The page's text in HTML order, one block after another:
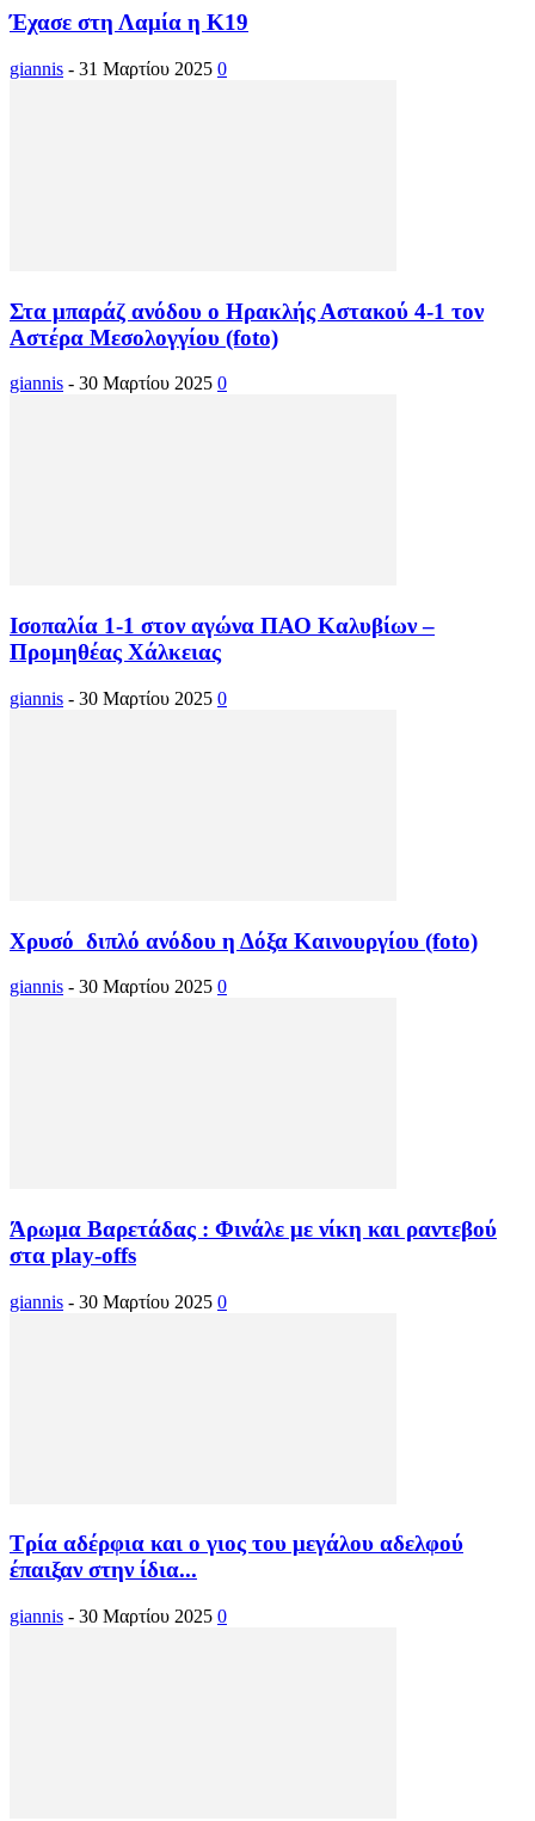
Έχασε στη Λαμία η Κ19
giannis - 31 Μαρτίου 2025 0
Στα μπαράζ ανόδου ο Ηρακλής Αστακού 4-1 τον
Αστέρα Μεσολογγίου (foto)
giannis - 30 Μαρτίου 2025 0
Ισοπαλία 1-1 στον αγώνα ΠΑΟ Καλυβίων –
Προμηθέας Χάλκειας
giannis - 30 Μαρτίου 2025 0
Χρυσό διπλό ανόδου η Δόξα Καινουργίου (foto)
giannis - 30 Μαρτίου 2025 0
Άρωμα Βαρετάδας : Φινάλε με νίκη και ραντεβού
στα play-offs
giannis - 30 Μαρτίου 2025 0
Τρία αδέρφια και ο γιος του μεγάλου αδελφού
έπαιξαν στην ίδια...
giannis - 30 Μαρτίου 2025 0